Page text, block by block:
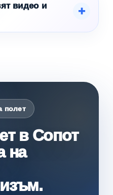
видео и
полет
в Сопот
на